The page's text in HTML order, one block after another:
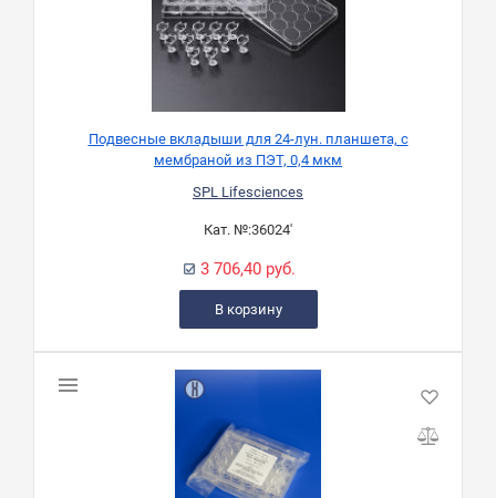
Подвесные вкладыши для 24-лун. планшета, с
мембраной из ПЭТ, 0,4 мкм
SPL Lifesciences
Кат. №:36024'
3 706,40 руб.
В корзину